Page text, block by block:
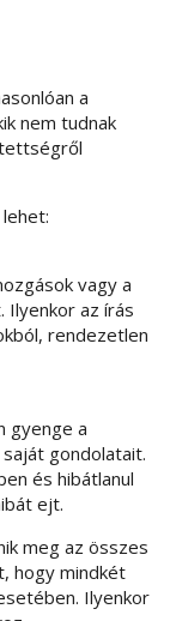
a
nem tudnak
vagy a
Ilyenkor az írás
rendezetlen
gyenge a
gondolatait.
és hibátlanul
ejt.
meg az összes
hogy mindkét
Ilyenkor